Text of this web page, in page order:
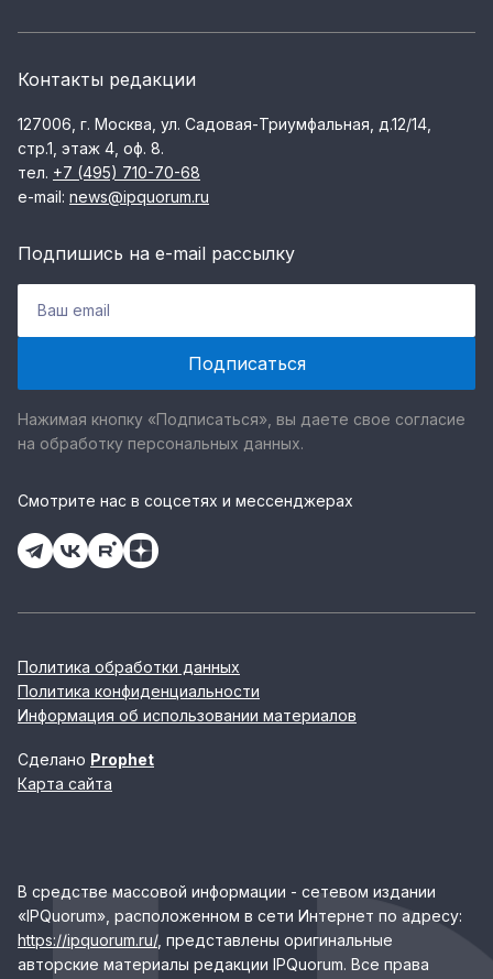
Контакты редакции
127006, г. Москва, ул. Садовая-Триумфальная, д.12/14,
стр.1, этаж 4, оф. 8.
тел. +7 (495) 710-70-68
e-mail: news@ipquorum.ru
Подпишись на e-mail рассылку
Нажимая кнопку «Подписаться», вы даете свое согласие
на обработку персональных данных.
Смотрите нас в соцсетях и мессенджерах
Политика обработки данных
Политика конфиденциальности
Информация об использовании материалов
Сделано Prophet
Карта сайта
В средстве массовой информации - сетевом издании
«IPQuorum», расположенном в сети Интернет по адресу:
https://ipquorum.ru/, представлены оригинальные
авторские материалы редакции IPQuorum. Все права